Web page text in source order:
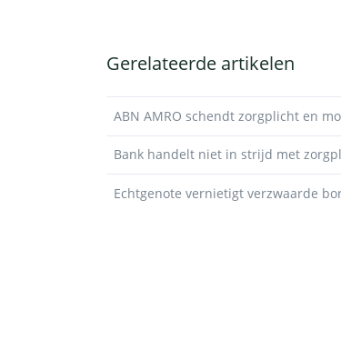
Gerelateerde artikelen
ABN AMRO schendt zorgplicht en
Bank handelt niet in strijd met
Echtgenote vernietigt verzwaarde